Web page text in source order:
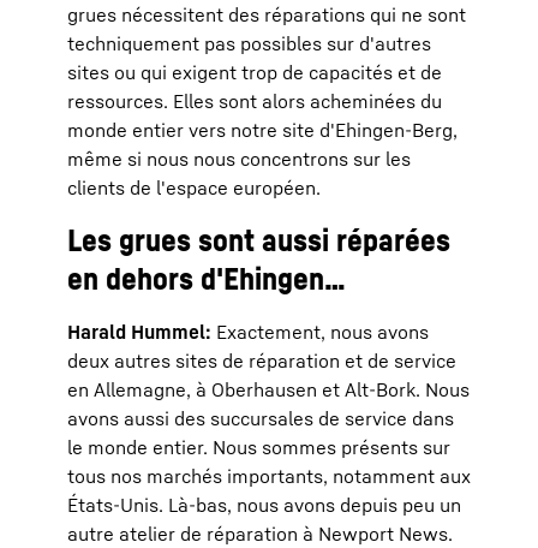
grues nécessitent des réparations qui ne sont
techniquement pas possibles sur d'autres
sites ou qui exigent trop de capacités et de
ressources. Elles sont alors acheminées du
monde entier vers notre site d'Ehingen-Berg,
même si nous nous concentrons sur les
clients de l'espace européen.
Les grues sont aussi réparées
en dehors d'Ehingen…
Harald Hummel: Exactement, nous avons
deux autres sites de réparation et de service
en Allemagne, à Oberhausen et Alt-Bork. Nous
avons aussi des succursales de service dans
le monde entier. Nous sommes présents sur
tous nos marchés importants, notamment aux
États-Unis. Là-bas, nous avons depuis peu un
autre atelier de réparation à Newport News.